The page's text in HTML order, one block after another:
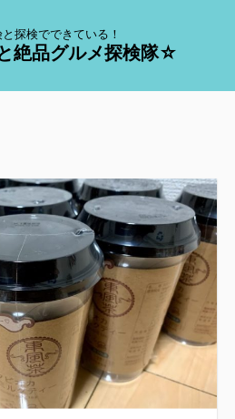
探検でできている！
絶品グルメ探検隊☆